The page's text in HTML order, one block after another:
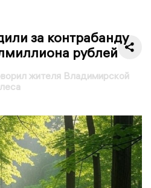
за контрабанду
рублей
жителя Владимирской